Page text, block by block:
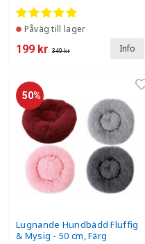
Påväg till lager
199 kr 349 kr Info
50%
Lugnande Hundbädd Fluffig
& Mysig - 50 cm, Färg